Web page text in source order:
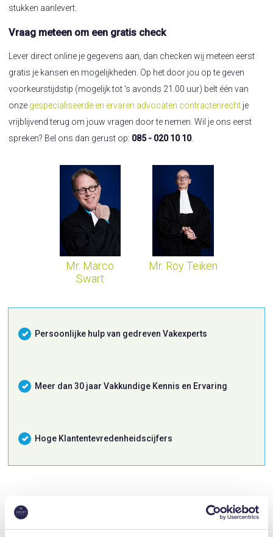
stukken aanlevert.
Vraag meteen om een gratis check
Lever direct online je gegevens aan, dan checken wij meteen eerst
gratis je kansen en mogelijkheden. Op het door jou op te geven
voorkeurstijdstip (mogelijk tot 's avonds 21.00 uur) belt één van
onze gespecialiseerde en ervaren advocaten contractenrecht je
vrijblijvend terug om jouw vragen door te nemen. Wil je ons eerst
spreken? Bel ons dan gerust op: 085 - 020 10 10.
Mr. Marco
Swart
Mr. Roy Teiken
Persoonlijke hulp van gedreven Vakexperts
Meer dan 30 jaar Vakkundige Kennis en Ervaring
Hoge Klantentevredenheidscijfers